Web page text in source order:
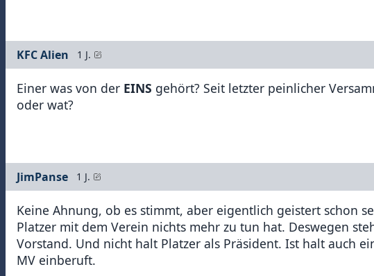
KFC Alien 1 J.
Einer was von der EINS gehört? Seit letzter peinlicher
oder wat?
JimPanse 1 J.
Keine Ahnung, ob es stimmt, aber eigentlich geistert schon
Platzer mit dem Verein nichts mehr zu tun hat. Deswegen
Vorstand. Und nicht halt Platzer als Präsident. Ist halt auch
MV einberuft.